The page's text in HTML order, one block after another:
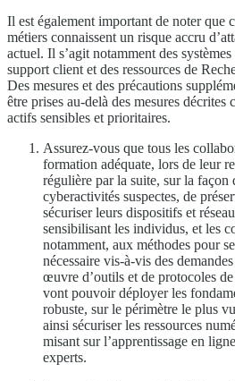
Il est également important de noter que
métiers connaissent un risque accru
actuel. Il s’agit notamment des
support client et des ressources de
Des mesures et des précautions
être prises au-delà des mesures décrites
actifs sensibles et prioritaires.
Assurez-vous que tous les
formation adéquate, lors de leur
régulière par la suite, sur la façon
cyberactivités suspectes, de
sécuriser leurs dispositifs et
sensibilisant les individus, et les
notamment, aux méthodes pour
nécessaire vis-à-vis des
œuvre d’outils et de protocoles
vont pouvoir déployer les
robuste, sur le périmètre le plus
ainsi sécuriser les ressources
misant sur l’apprentissage en
experts.